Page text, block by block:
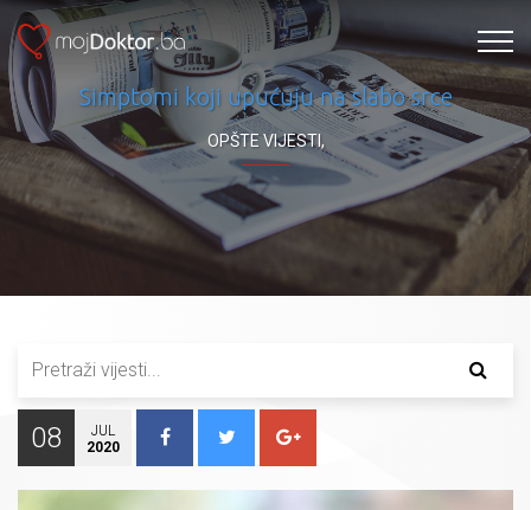
Simptomi koji upućuju na slabo srce
OPŠTE VIJESTI,
08
JUL
2020